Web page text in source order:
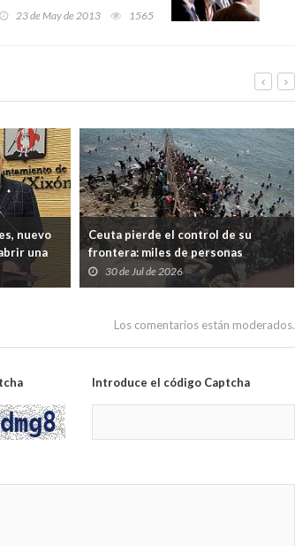
Presidente del Gobierno
Español, Mariano Rajoy
23 de May de 2013 1565
nuevo
una
con
Ceuta pierde el control de su
frontera: miles de personas
desbordan el Tarajal y ponen a
España ante una crisis de Estado
30 de Jul de 2026
Los comentarios están moderados.
Introduce el código Captcha